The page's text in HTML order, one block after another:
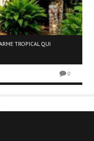
TROPICAL QUI
0